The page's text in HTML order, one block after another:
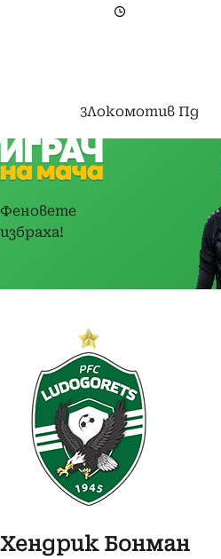
Лудогорец
3
1
Локомотив Пд
Феновете
избраха!
Хендрик Бонман